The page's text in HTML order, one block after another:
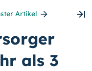
Artikel
als 3